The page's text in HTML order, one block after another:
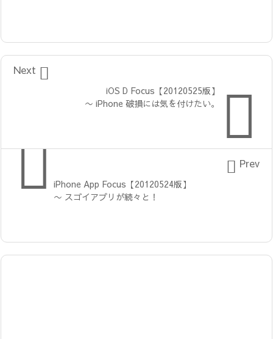

iOS D Focus【20120525版】
〜 iPhone 破損には気を付けたい。

Next
iPhone App Focus【20120524版】
〜 スゴイアプリが続々と！
 Prev